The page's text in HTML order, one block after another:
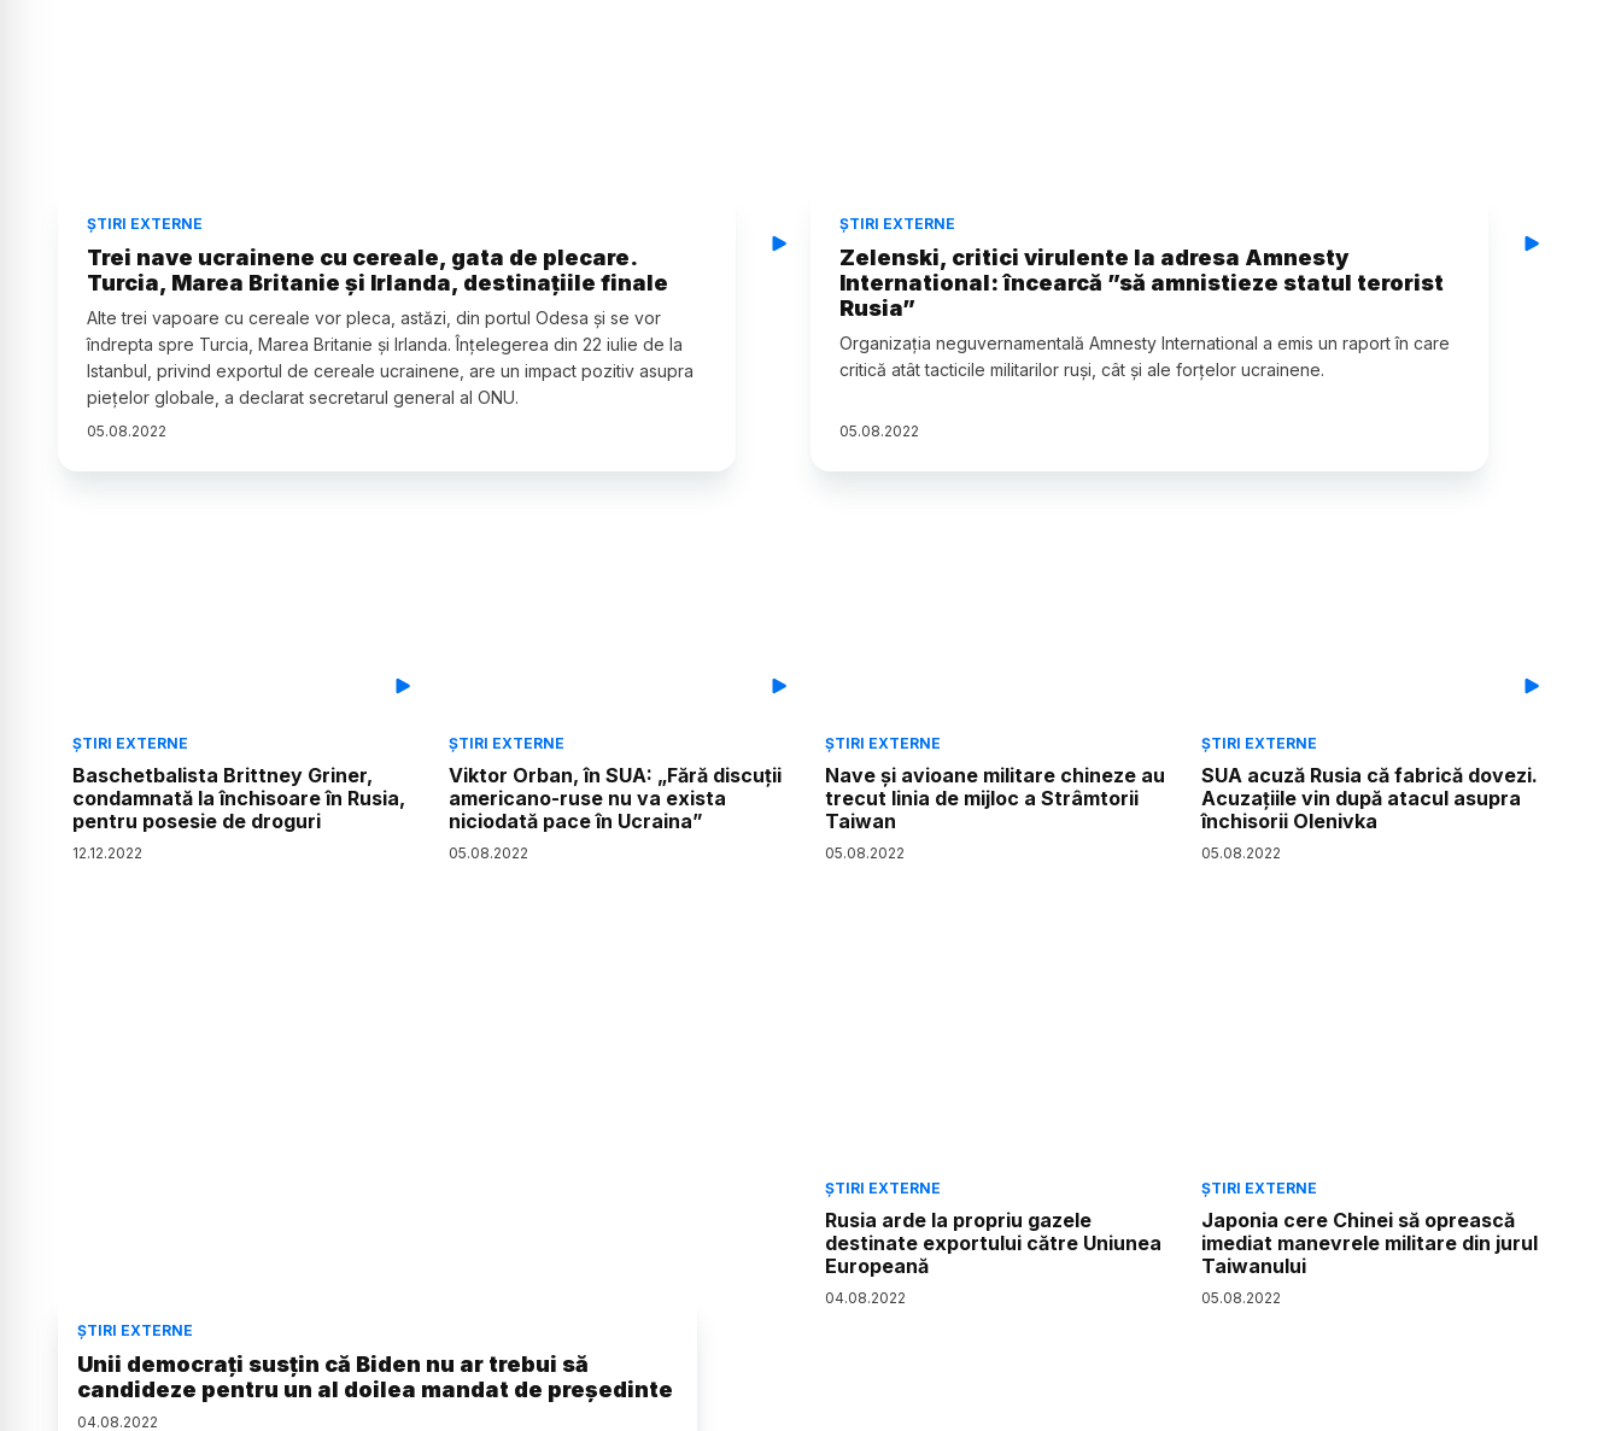
ȘTIRI EXTERNE
Trei nave ucrainene cu cereale, gata de plecare.
Turcia, Marea Britanie și Irlanda, destinațiile finale
Alte trei vapoare cu cereale vor pleca, astăzi, din portul Odesa și se vor
îndrepta spre Turcia, Marea Britanie și Irlanda. Înțelegerea din 22 iulie de la
Istanbul, privind exportul de cereale ucrainene, are un impact pozitiv asupra
piețelor globale, a declarat secretarul general al ONU.
05.08.2022
ȘTIRI EXTERNE
Zelenski, critici virulente la adresa Amnesty
International: încearcă ”să amnistieze statul terorist
Rusia”
Organizația neguvernamentală Amnesty International a emis un raport în care
critică atât tacticile militarilor ruși, cât și ale forțelor ucrainene.
05.08.2022
ȘTIRI EXTERNE
Baschetbalista Brittney Griner,
condamnată la închisoare în Rusia,
pentru posesie de droguri
12.12.2022
ȘTIRI EXTERNE
Viktor Orban, în SUA: „Fără discuții
americano-ruse nu va exista
niciodată pace în Ucraina”
05.08.2022
ȘTIRI EXTERNE
Nave şi avioane militare chineze au
trecut linia de mijloc a Strâmtorii
Taiwan
05.08.2022
ȘTIRI EXTERNE
SUA acuză Rusia că fabrică dovezi.
Acuzațiile vin după atacul asupra
închisorii Olenivka
05.08.2022
ȘTIRI EXTERNE
Unii democraţi susţin că Biden nu ar trebui să
candideze pentru un al doilea mandat de preşedinte
04.08.2022
ȘTIRI EXTERNE
Rusia arde la propriu gazele
destinate exportului către Uniunea
Europeană
04.08.2022
ȘTIRI EXTERNE
Japonia cere Chinei să oprească
imediat manevrele militare din jurul
Taiwanului
05.08.2022